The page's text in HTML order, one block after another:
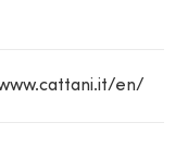
en/